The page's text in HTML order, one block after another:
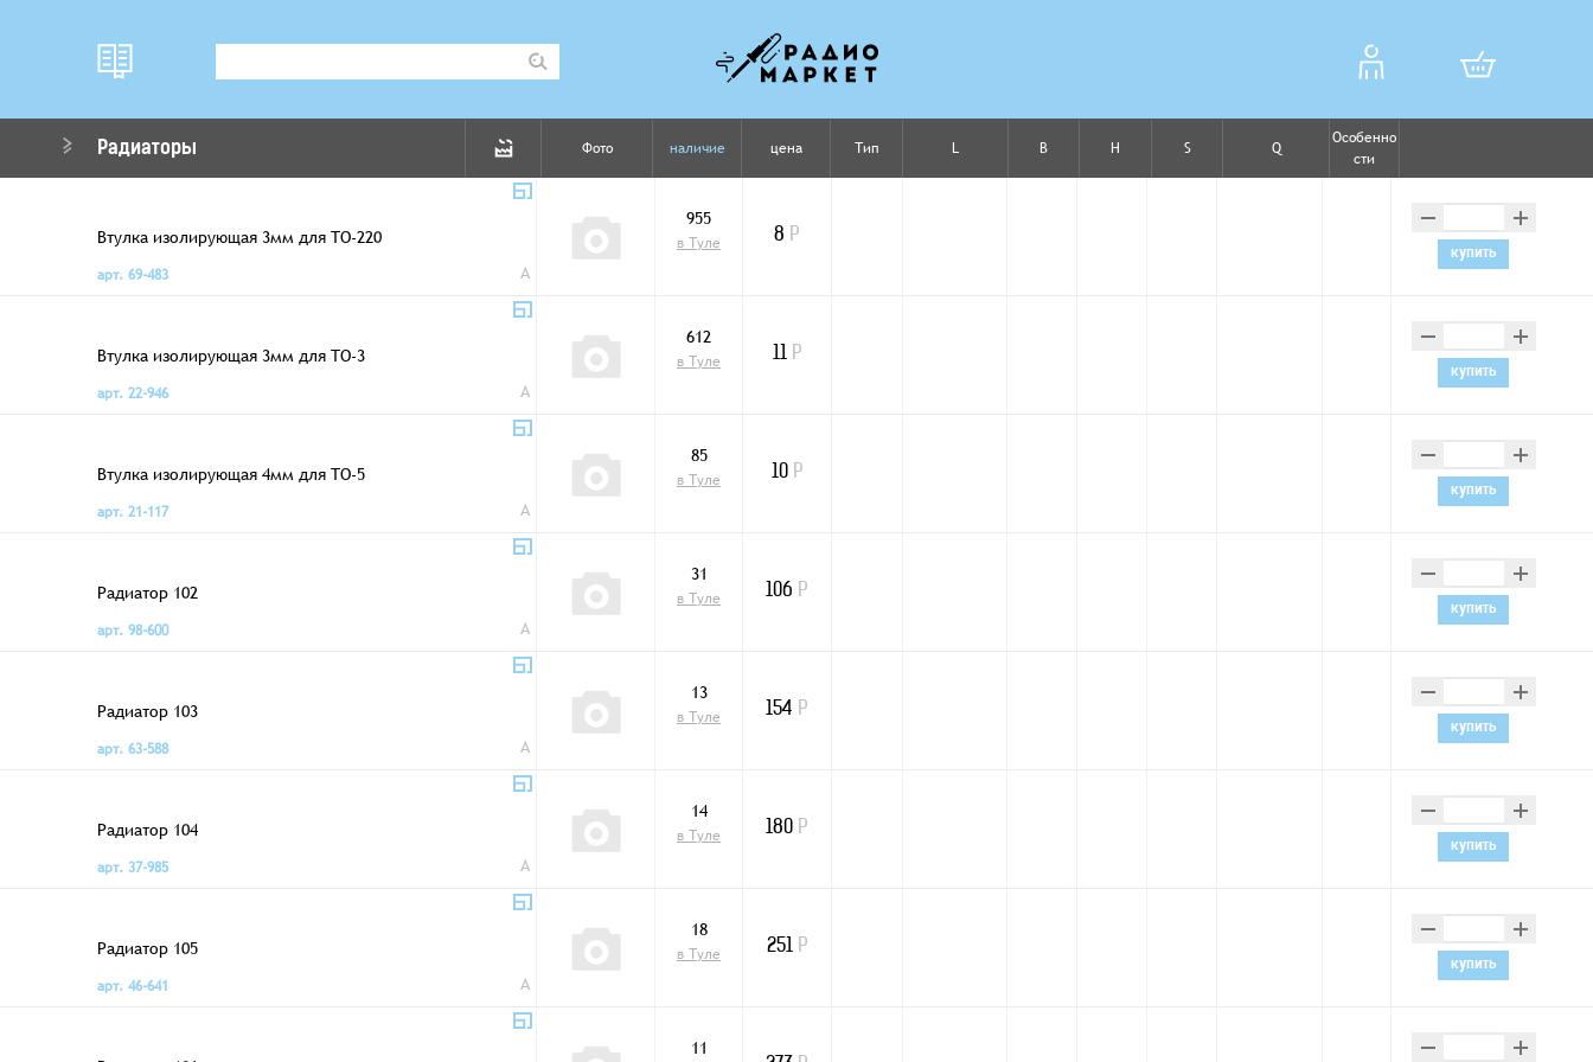
Радиаторы Фото наличие цена Тип L B H S Q
Особенно
сти
Втулка изолирующая 3мм для TO-220
арт. 69-483
A
955
в Туле
8 Р – +
купить
Втулка изолирующая 3мм для TO-3
арт. 22-946
A
612
в Туле
11 Р – +
купить
Втулка изолирующая 4мм для TO-5
арт. 21-117
A
85
в Туле
10 Р – +
купить
Радиатор 102
арт. 98-600
A
31
в Туле
106 Р – +
купить
Радиатор 103
арт. 63-588
A
13
в Туле
154 Р – +
купить
Радиатор 104
арт. 37-985
A
14
в Туле
180 Р – +
купить
Радиатор 105
арт. 46-641
A
18
в Туле
251 Р – +
купить
11 – +